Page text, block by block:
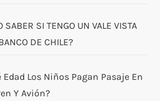
SABER SI TENGO UN VALE VISTA
DE CHILE?
Edad Los Niños Pagan Pasaje En
Y Avión?